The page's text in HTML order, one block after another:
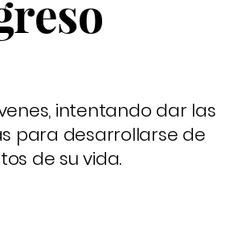
intentando dar las
para desarrollarse de
de su vida.